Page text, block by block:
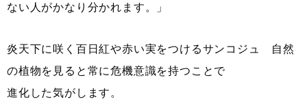
ない人がかなり分かれます。」
炎天下に咲く百日紅や赤い実をつけるサンコジュ 自然
の植物を見ると常に危機意識を持つことで
進化した気がします。